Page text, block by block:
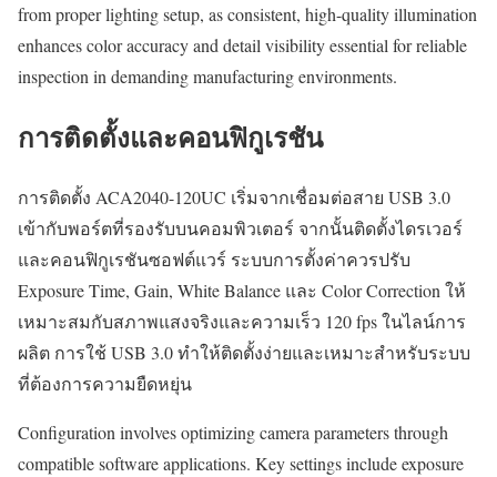
from proper lighting setup, as consistent, high-quality illumination
enhances color accuracy and detail visibility essential for reliable
inspection in demanding manufacturing environments.
การติดตั้งและคอนฟิกูเรชัน
การติดตั้ง ACA2040-120UC เริ่มจากเชื่อมต่อสาย USB 3.0
เข้ากับพอร์ตที่รองรับบนคอมพิวเตอร์ จากนั้นติดตั้งไดรเวอร์
และคอนฟิกูเรชันซอฟต์แวร์ ระบบการตั้งค่าควรปรับ
Exposure Time, Gain, White Balance และ Color Correction ให้
เหมาะสมกับสภาพแสงจริงและความเร็ว 120 fps ในไลน์การ
ผลิต การใช้ USB 3.0 ทำให้ติดตั้งง่ายและเหมาะสำหรับระบบ
ที่ต้องการความยืดหยุ่น
Configuration involves optimizing camera parameters through
compatible software applications. Key settings include exposure